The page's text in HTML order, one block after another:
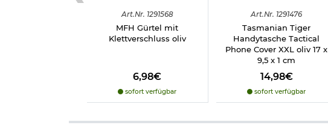
Art.Nr. 1291568
MFH Gürtel mit
Klettverschluss oliv
6,98€
sofort verfügbar
Art.Nr. 1291476
Tasmanian Tiger
Handytasche Tactical
Phone Cover XXL oliv 17 x
9,5 x 1 cm
14,98€
sofort verfügbar